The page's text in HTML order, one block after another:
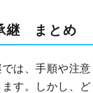
継 まとめ
は、手順や注意
す。しかし、ど